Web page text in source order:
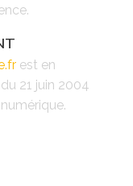
est en
21 juin 2004